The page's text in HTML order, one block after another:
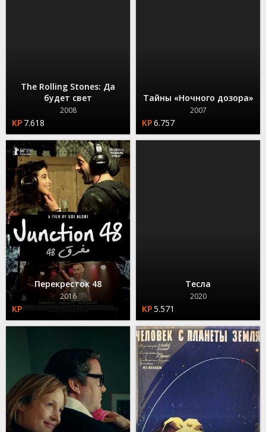
The Rolling Stones: Да
будет свет
2008
7.618
Тайны «Ночного дозора»
2007
6.757
Перекресток 48
2016
Тесла
2020
5.571